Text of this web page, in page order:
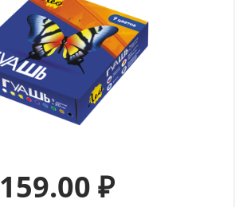
159.00 ₽